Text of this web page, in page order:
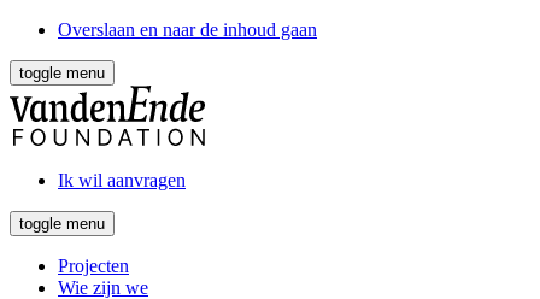
Overslaan en naar de inhoud gaan
toggle menu
Ik wil aanvragen
toggle menu
Projecten
Wie zijn we